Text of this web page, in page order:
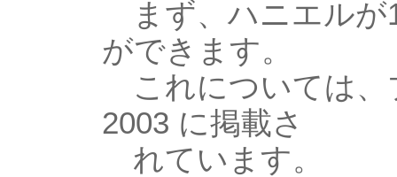
まず、ハニエルが
ができます。
これについては、
2003 に掲載さ
れています。